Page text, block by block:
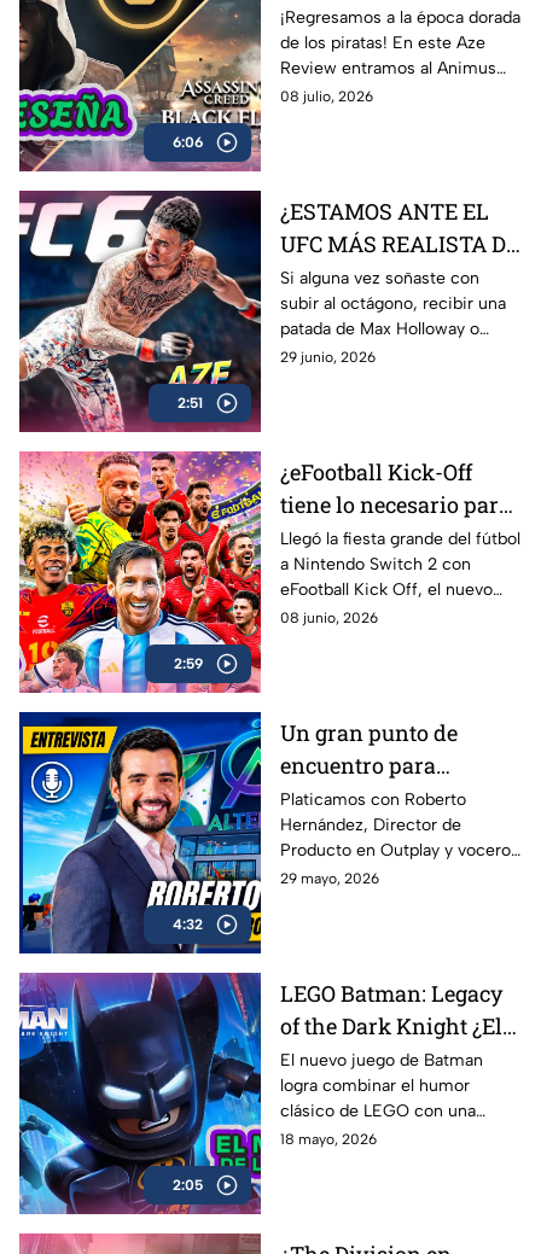
6:06
regresó? 🏴‍☠️ | Reseña
Black Flag Resynced |
AZE Review
¡Regresamos a la época dorada
de los piratas! En este Aze
Review entramos al Animus
para analizar a fondo
08 julio, 2026
2:51
¿ESTAMOS ANTE EL
UFC MÁS REALISTA DE
LA HISTORIA? EA
Sports UFC 6 | AZE
Review
Si alguna vez soñaste con
subir al octágono, recibir una
patada de Max Holloway o
Islam Makhachev y sobrevivir
29 junio, 2026
2:59
¿eFootball Kick-Off
tiene lo necesario para
marcar el gol de la
temporada? | AZE
Review
Llegó la fiesta grande del fútbol
a Nintendo Switch 2 con
eFootball Kick Off, el nuevo
juego de Konami que busca
08 junio, 2026
4:32
Un gran punto de
encuentro para
conectar con más
gamers | Entrevista con
Roberto Hernández
Platicamos con Roberto
Hernández, Director de
Producto en Outplay y vocero
de Alternia, sobre el
cómo Alternia busca redefinir
el entretenimiento para las
nuevas generaciones
29 mayo, 2026
2:05
LEGO Batman: Legacy
of the Dark Knight ¿El
mejor de la franqucia? |
AZE REVIEW
El nuevo juego de Batman
logra combinar el humor
clásico de LEGO con una
aventura llena de acción,
18 mayo, 2026